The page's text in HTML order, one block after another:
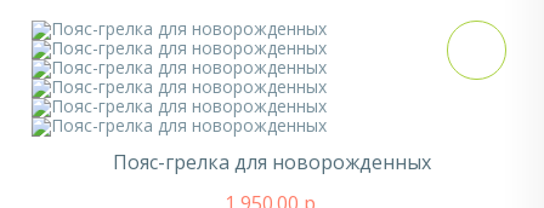
Пояс-грелка для новорожденных